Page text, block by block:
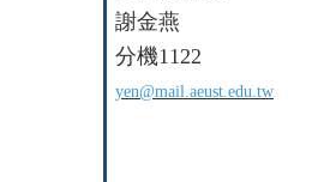
謝金燕
分機1122
yen@mail.aeust.edu.tw